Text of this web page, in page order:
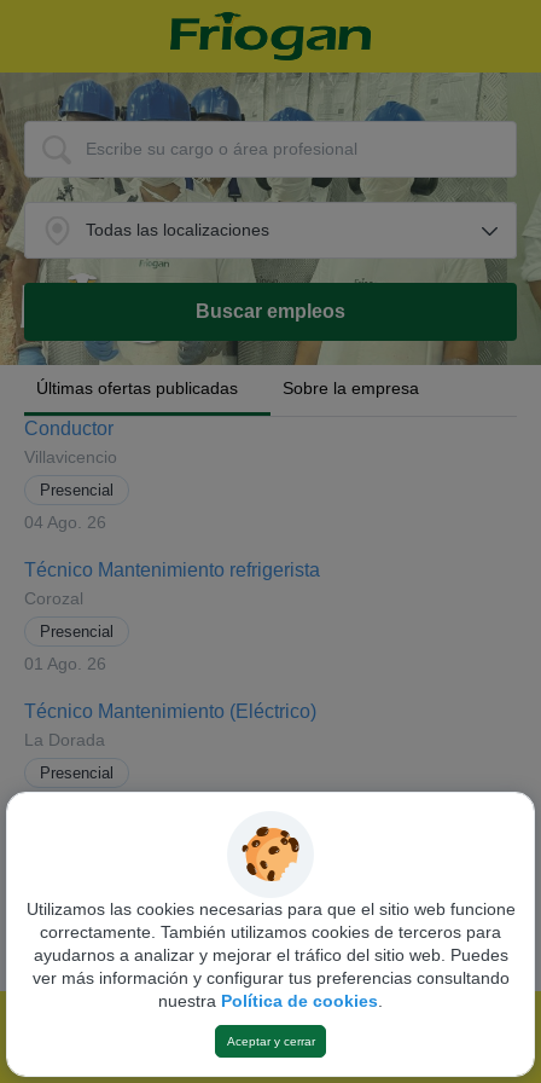
Últimas ofertas publicadas Sobre la empresa
Conductor
Villavicencio
Presencial
04 Ago. 26
Técnico Mantenimiento refrigerista
Corozal
Presencial
01 Ago. 26
Técnico Mantenimiento (Eléctrico)
La Dorada
Presencial
Ver todas las ofertas
Utilizamos las cookies necesarias para que el sitio web funcione
correctamente. También utilizamos cookies de terceros para
ayudarnos a analizar y mejorar el tráfico del sitio web. Puedes
ver más información y configurar tus preferencias consultando
nuestra Política de cookies
Aceptar y cerrar